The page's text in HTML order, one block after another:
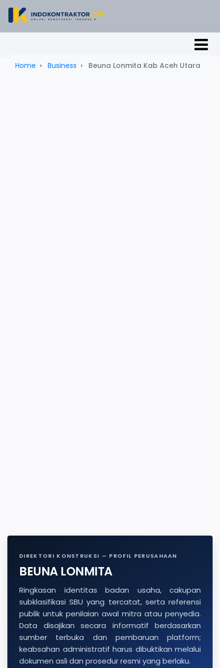
Home Business Beuna Lonmita Kab Aceh Utara
DIREKTORI KONSTRUKSI — PROFIL PERUSAHAAN
BEUNA LONMITA
Ringkasan identitas badan usaha, cakupan
subklasifikasi SBU yang tercatat, serta referensi
publik untuk penilaian awal mitra atau penyedia.
Data disajikan secara informatif berdasarkan
sumber terbuka dan pembaruan platform;
keabsahan administratif harus dibuktikan melalui
dokumen asli dan prosedur resmi yang berlaku.